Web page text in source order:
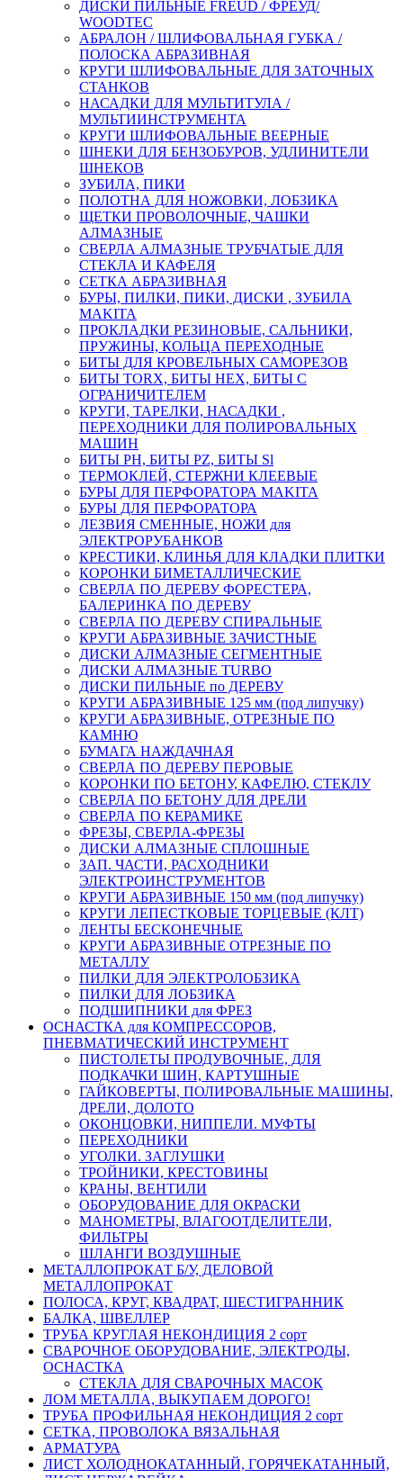
ДИСКИ ПИЛЬНЫЕ FREUD / ФРЕУД/
WOODTEC
АБРАЛОН / ШЛИФОВАЛЬНАЯ ГУБКА /
ПОЛОСКА АБРАЗИВНАЯ
КРУГИ ШЛИФОВАЛЬНЫЕ ДЛЯ ЗАТОЧНЫХ
СТАНКОВ
НАСАДКИ ДЛЯ МУЛЬТИТУЛА /
МУЛЬТИИНСТРУМЕНТА
КРУГИ ШЛИФОВАЛЬНЫЕ ВЕЕРНЫЕ
ШНЕКИ ДЛЯ БЕНЗОБУРОВ, УДЛИНИТЕЛИ
ШНЕКОВ
ЗУБИЛА, ПИКИ
ПОЛОТНА ДЛЯ НОЖОВКИ, ЛОБЗИКА
ЩЕТКИ ПРОВОЛОЧНЫЕ, ЧАШКИ
АЛМАЗНЫЕ
СВЕРЛА АЛМАЗНЫЕ ТРУБЧАТЫЕ ДЛЯ
СТЕКЛА И КАФЕЛЯ
СЕТКА АБРАЗИВНАЯ
БУРЫ, ПИЛКИ, ПИКИ, ДИСКИ , ЗУБИЛА
MAKITA
ПРОКЛАДКИ РЕЗИНОВЫЕ, САЛЬНИКИ,
ПРУЖИНЫ, КОЛЬЦА ПЕРЕХОДНЫЕ
БИТЫ ДЛЯ КРОВЕЛЬНЫХ САМОРЕЗОВ
БИТЫ TORX, БИТЫ НЕХ, БИТЫ С
ОГРАНИЧИТЕЛЕМ
КРУГИ, ТАРЕЛКИ, НАСАДКИ ,
ПЕРЕХОДНИКИ ДЛЯ ПОЛИРОВАЛЬНЫХ
МАШИН
БИТЫ PH, БИТЫ PZ, БИТЫ Sl
ТЕРМОКЛЕЙ, СТЕРЖНИ КЛЕЕВЫЕ
БУРЫ ДЛЯ ПЕРФОРАТОРА MAKITA
БУРЫ ДЛЯ ПЕРФОРАТОРА
ЛЕЗВИЯ СМЕННЫЕ, НОЖИ для
ЭЛЕКТРОРУБАНКОВ
КРЕСТИКИ, КЛИНЬЯ ДЛЯ КЛАДКИ ПЛИТКИ
КОРОНКИ БИМЕТАЛЛИЧЕСКИЕ
СВЕРЛА ПО ДЕРЕВУ ФОРЕСТЕРА,
БАЛЕРИНКА ПО ДЕРЕВУ
СВЕРЛА ПО ДЕРЕВУ СПИРАЛЬНЫЕ
КРУГИ АБРАЗИВНЫЕ ЗАЧИСТНЫЕ
ДИСКИ АЛМАЗНЫЕ СЕГМЕНТНЫЕ
ДИСКИ АЛМАЗНЫЕ TURBO
ДИСКИ ПИЛЬНЫЕ по ДЕРЕВУ
КРУГИ АБРАЗИВНЫЕ 125 мм (под липучку)
КРУГИ АБРАЗИВНЫЕ, ОТРЕЗНЫЕ ПО
КАМНЮ
БУМАГА НАЖДАЧНАЯ
СВЕРЛА ПО ДЕРЕВУ ПЕРОВЫЕ
КОРОНКИ ПО БЕТОНУ, КАФЕЛЮ, СТЕКЛУ
СВЕРЛА ПО БЕТОНУ ДЛЯ ДРЕЛИ
СВЕРЛА ПО КЕРАМИКЕ
ФРЕЗЫ, СВЕРЛА-ФРЕЗЫ
ДИСКИ АЛМАЗНЫЕ СПЛОШНЫЕ
ЗАП. ЧАСТИ, РАСХОДНИКИ
ЭЛЕКТРОИНСТРУМЕНТОВ
КРУГИ АБРАЗИВНЫЕ 150 мм (под липучку)
КРУГИ ЛЕПЕСТКОВЫЕ ТОРЦЕВЫЕ (КЛТ)
ЛЕНТЫ БЕСКОНЕЧНЫЕ
КРУГИ АБРАЗИВНЫЕ ОТРЕЗНЫЕ ПО
МЕТАЛЛУ
ПИЛКИ ДЛЯ ЭЛЕКТРОЛОБЗИКА
ПИЛКИ ДЛЯ ЛОБЗИКА
ПОДШИПНИКИ для ФРЕЗ
ОСНАСТКА для КОМПРЕССОРОВ,
ПНЕВМАТИЧЕСКИЙ ИНСТРУМЕНТ
ПИСТОЛЕТЫ ПРОДУВОЧНЫЕ, ДЛЯ
ПОДКАЧКИ ШИН, КАРТУШНЫЕ
ГАЙКОВЕРТЫ, ПОЛИРОВАЛЬНЫЕ МАШИНЫ,
ДРЕЛИ, ДОЛОТО
ОКОНЦОВКИ, НИППЕЛИ. МУФТЫ
ПЕРЕХОДНИКИ
УГОЛКИ. ЗАГЛУШКИ
ТРОЙНИКИ, КРЕСТОВИНЫ
КРАНЫ, ВЕНТИЛИ
ОБОРУДОВАНИЕ ДЛЯ ОКРАСКИ
МАНОМЕТРЫ, ВЛАГООТДЕЛИТЕЛИ,
ФИЛЬТРЫ
ШЛАНГИ ВОЗДУШНЫЕ
МЕТАЛЛОПРОКАТ Б/У, ДЕЛОВОЙ
МЕТАЛЛОПРОКАТ
ПОЛОСА, КРУГ, КВАДРАТ, ШЕСТИГРАННИК
БАЛКА, ШВЕЛЛЕР
ТРУБА КРУГЛАЯ НЕКОНДИЦИЯ 2 сорт
СВАРОЧНОЕ ОБОРУДОВАНИЕ, ЭЛЕКТРОДЫ,
ОСНАСТКА
СТЕКЛА ДЛЯ СВАРОЧНЫХ МАСОК
ЛОМ МЕТАЛЛА, ВЫКУПАЕМ ДОРОГО!
ТРУБА ПРОФИЛЬНАЯ НЕКОНДИЦИЯ 2 сорт
СЕТКА, ПРОВОЛОКА ВЯЗАЛЬНАЯ
АРМАТУРА
ЛИСТ ХОЛОДНОКАТАННЫЙ, ГОРЯЧЕКАТАННЫЙ,